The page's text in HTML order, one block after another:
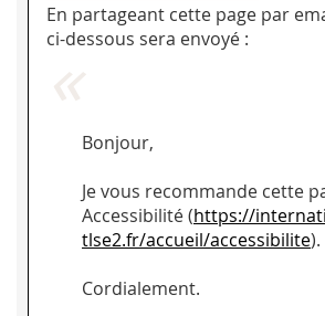
En partageant cette page par
ci-dessous sera envoyé :
Bonjour,
Je vous recommande cette
Accessibilité (https://
tlse2.fr/accueil/accessibilite).
Cordialement.